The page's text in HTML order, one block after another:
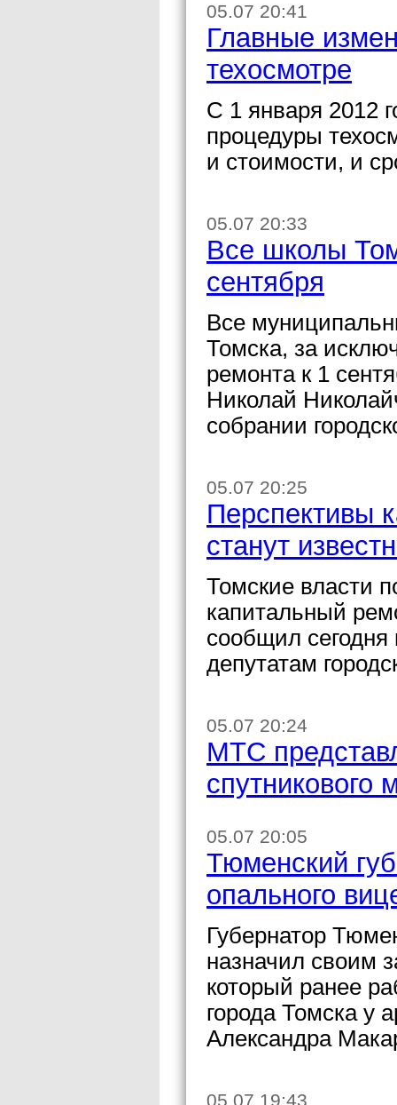
05.07 20:41
Главные
техосмотре
С 1 января 2012
процедуры
и стоимости, и
05.07 20:33
Все школы
сентября
Все
Томска, за
ремонта к 1
Николай
собрании
05.07 20:25
Перспективы
станут
Томские власти
капитальный
сообщил
депутатам
05.07 20:24
МТС
спутникового
05.07 20:05
Тюменский
опального
Губернатор
назначил своим
который ранее
города Томска у
Александра
05.07 19:43